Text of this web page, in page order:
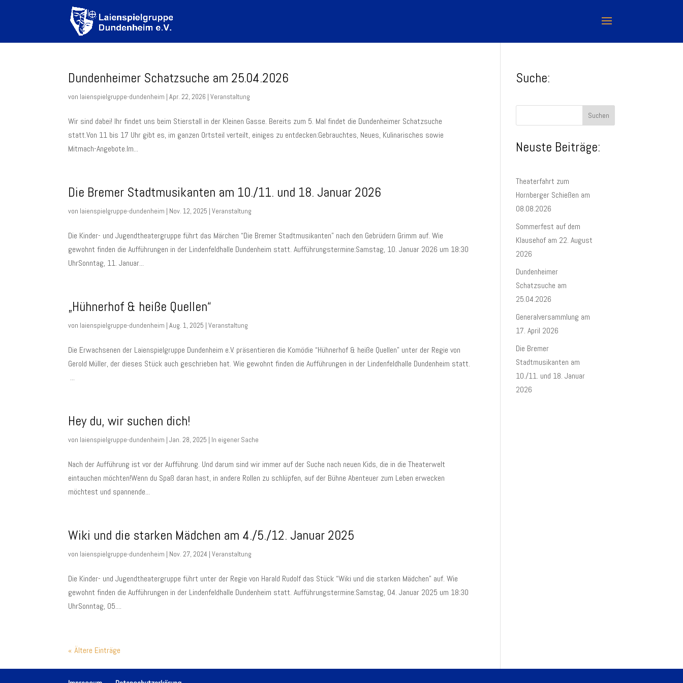
Dundenheimer Schatzsuche am 25.04.2026
von laienspielgruppe-dundenheim |Apr. 22, 2026 |Veranstaltung
Wir sind dabei! Ihr findet uns beim Stierstall in der Kleinen Gasse. Bereits zum 5. Mal findet die Dundenheimer Schatzsuche
statt.Von 11 bis 17 Uhr gibt es, im ganzen Ortsteil verteilt, einiges zu entdecken:Gebrauchtes, Neues, Kulinarisches sowie
Mitmach-Angebote.Im...
Die Bremer Stadtmusikanten am 10./11. und 18. Januar 2026
von laienspielgruppe-dundenheim | Nov. 12, 2025 |Veranstaltung
Die Kinder- und Jugendtheatergruppe führt das Märchen “Die Bremer Stadtmusikanten” nach den Gebrüdern Grimm auf. Wie
gewohnt finden die Aufführungen in der Lindenfeldhalle Dundenheim statt. Aufführungstermine:Samstag, 10. Januar 2026 um 18:30
UhrSonntag, 11. Januar...
„Hühnerhof & heiße Quellen“
von laienspielgruppe-dundenheim |Aug. 1, 2025 |Veranstaltung
Die Erwachsenen der Laienspielgruppe Dundenheim e.V. präsentieren die Komödie “Hühnerhof & heiße Quellen” unter der Regie von
Gerold Müller, der dieses Stück auch geschrieben hat. Wie gewohnt finden die Aufführungen in der Lindenfeldhalle Dundenheim statt.
...
Hey du, wir suchen dich!
von laienspielgruppe-dundenheim |Jan. 28, 2025 | In eigener Sache
Nach der Aufführung ist vor der Aufführung. Und darum sind wir immer auf der Suche nach neuen Kids, die in die Theaterwelt
eintauchen möchten!Wenn du Spaß daran hast, in andere Rollen zu schlüpfen, auf der Bühne Abenteuer zum Leben erwecken
möchtest und spannende...
Wiki und die starken Mädchen am 4./5./12. Januar 2025
von laienspielgruppe-dundenheim | Nov. 27, 2024 |Veranstaltung
Die Kinder- und Jugendtheatergruppe führt unter der Regie von Harald Rudolf das Stück “Wiki und die starken Mädchen” auf. Wie
gewohnt finden die Aufführungen in der Lindenfeldhalle Dundenheim statt. Aufführungstermine:Samstag, 04. Januar 2025 um 18:30
UhrSonntag, 05....
« Ältere Einträge
Suche:
Suchen
Neuste Beiträge:
Theaterfahrt zum
Hornberger Schießen am
08.08.2026
Sommerfest auf dem
Klausehof am 22. August
2026
Dundenheimer
Schatzsuche am
25.04.2026
Generalversammlung am
17. April 2026
Die Bremer
Stadtmusikanten am
10./11. und 18. Januar
2026